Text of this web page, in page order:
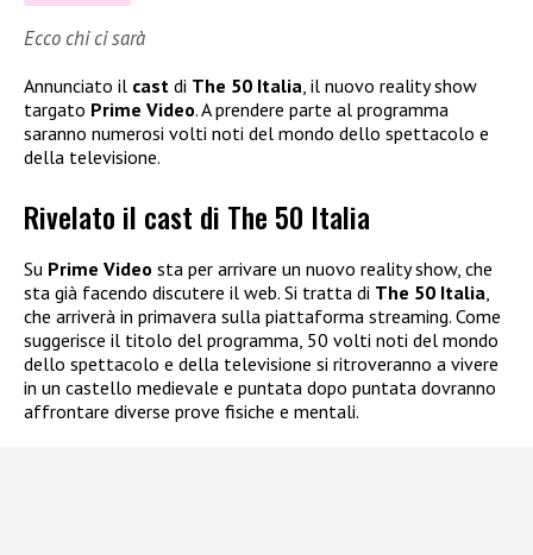
Ecco chi ci sarà
Annunciato il cast di The 50 Italia , il nuovo reality show
targato Prime Video. A prendere parte al programma
saranno numerosi volti noti del mondo dello spettacolo e
della televisione.
Rivelato il cast di The 50 Italia
Su Prime Video sta per arrivare un nuovo reality show, che
sta già facendo discutere il web. Si tratta di The 50 Italia
che arriverà in primavera sulla piattaforma streaming. Come
suggerisce il titolo del programma, 50 volti noti del mondo
dello spettacolo e della televisione si ritroveranno a vivere
in un castello medievale e puntata dopo puntata dovranno
affrontare diverse prove fisiche e mentali.